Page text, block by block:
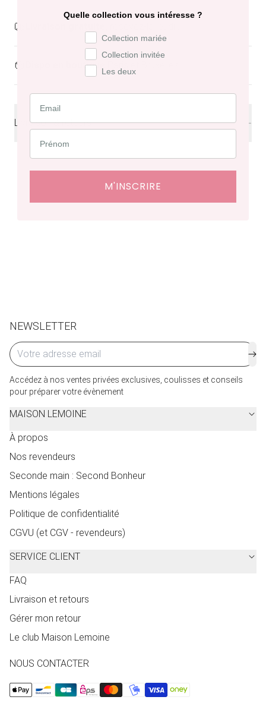
Dispo en boutique
Livraison & retours
Livraisonofferte en France à partir de 200€ d'achat.
NEWSLETTER
Accédez à nos ventes privées exclusives, coulisses et conseils
pour préparer votre évènement
MAISON LEMOINE
À propos
Nos revendeurs
Seconde main : Second Bonheur
Mentions légales
Politique de confidentialité
CGVU (et CGV - revendeurs)
SERVICE CLIENT
FAQ
Livraison et retours
Gérer mon retour
Le club Maison Lemoine
NOUS CONTACTER
Quelle collection vous intéresse ?
Préférence de collection
Collection mariée
Collection invitée
Les deux
M'INSCRIRE